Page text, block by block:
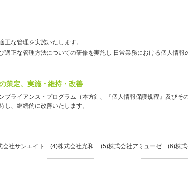
正な管理を実施いたします。
正な管理方法についての研修を実施し 日常業務における個人情報
策定、実施・維持・改善
プライアンス・プログラム（本方針、『個人情報保護規程』及びそ
、継続的に改善いたします。
社サンエイト (4)株式会社光和 (5)株式会社アミューゼ (6)株式